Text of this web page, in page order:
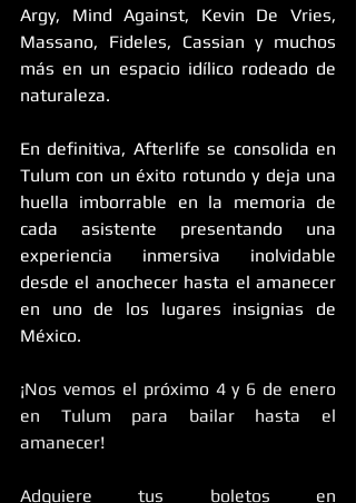
Argy, Mind Against, Kevin De Vries,
Massano, Fideles, Cassian y muchos
más en un espacio idílico rodeado de
naturaleza.
En definitiva, Afterlife se consolida en
Tulum con un éxito rotundo y deja una
huella imborrable en la memoria de
cada asistente presentando una
experiencia inmersiva inolvidable
desde el anochecer hasta el amanecer
en uno de los lugares insignias de
México.
¡Nos vemos el próximo 4 y 6 de enero
en Tulum para bailar hasta el
amanecer!